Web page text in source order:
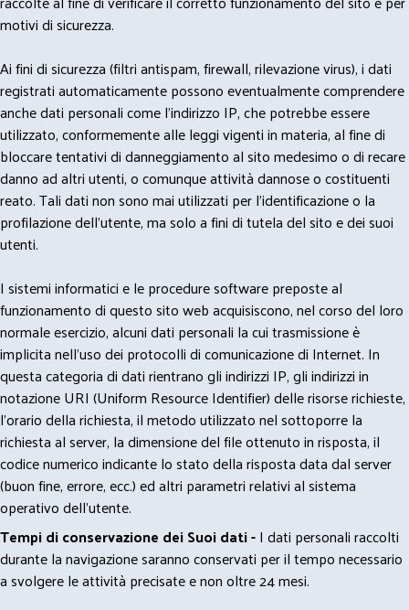
motivi di sicurezza.
Ai fini di sicurezza (filtri antispam, firewall, rilevazione virus), i dati
registrati automaticamente possono eventualmente comprendere
anche dati personali come l'indirizzo IP, che potrebbe essere
utilizzato, conformemente alle leggi vigenti in materia, al fine di
bloccare tentativi di danneggiamento al sito medesimo o di recare
danno ad altri utenti, o comunque attività dannose o costituenti
reato. Tali dati non sono mai utilizzati per l'identificazione o la
profilazione dell'utente, ma solo a fini di tutela del sito e dei suoi
utenti.
I sistemi informatici e le procedure software preposte al
funzionamento di questo sito web acquisiscono, nel corso del loro
normale esercizio, alcuni dati personali la cui trasmissione è
implicita nell'uso dei protocolli di comunicazione di Internet. In
questa categoria di dati rientrano gli indirizzi IP, gli indirizzi in
notazione URI (Uniform Resource Identifier) delle risorse richieste,
l'orario della richiesta, il metodo utilizzato nel sottoporre la
richiesta al server, la dimensione del file ottenuto in risposta, il
codice numerico indicante lo stato della risposta data dal server
(buon fine, errore, ecc.) ed altri parametri relativi al sistema
operativo dell'utente.
Tempi di conservazione dei Suoi dati -I dati personali raccolti
durante la navigazione saranno conservati per il tempo necessario
a svolgere le attività precisate e non oltre 24 mesi.